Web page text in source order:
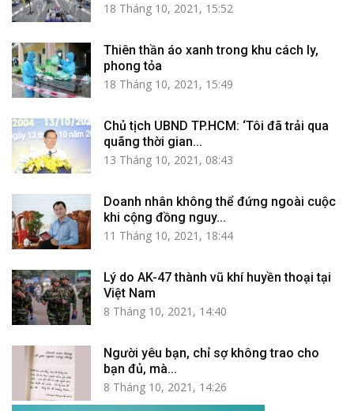
18 Tháng 10, 2021, 15:52
Thiên thần áo xanh trong khu cách ly,
phong tỏa
18 Tháng 10, 2021, 15:49
Chủ tịch UBND TP.HCM: ‘Tôi đã trải qua
quãng thời gian...
13 Tháng 10, 2021, 08:43
Doanh nhân không thể đứng ngoài cuộc
khi cộng đồng nguy...
11 Tháng 10, 2021, 18:44
Lý do AK-47 thành vũ khí huyền thoại tại
Việt Nam
8 Tháng 10, 2021, 14:40
Người yêu bạn, chỉ sợ không trao cho
bạn đủ, mà...
8 Tháng 10, 2021, 14:26